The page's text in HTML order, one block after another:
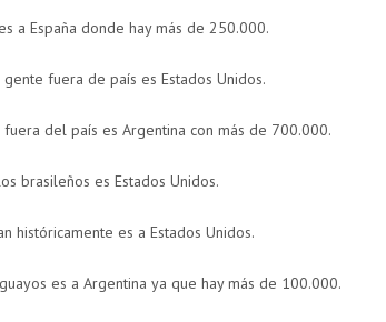
a España donde hay más de 250.000.
fuera de país es Estados Unidos.
del país es Argentina con más de 700.000.
brasileños es Estados Unidos.
históricamente es a Estados Unidos.
es a Argentina ya que hay más de 100.000.